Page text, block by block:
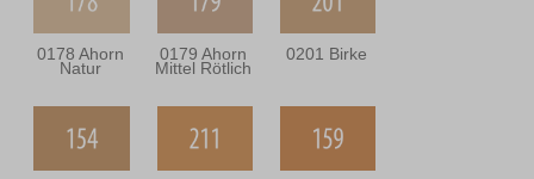
0178 Ahorn
Natur
0179 Ahorn
Mittel Rötlich
0201 Birke